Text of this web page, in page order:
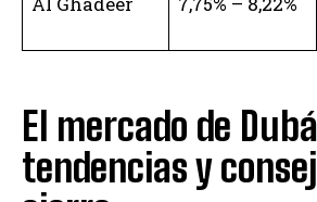
El mercado de
tendencias y